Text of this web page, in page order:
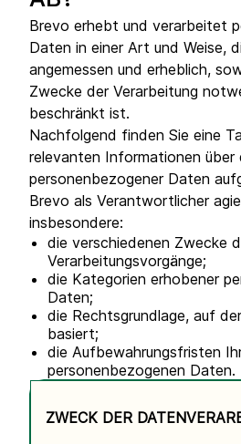
Brevo erhebt und verarbeitet
Daten in einer Art und Weise,
angemessen und erheblich,
Zwecke der Verarbeitung
beschränkt ist.
Nachfolgend finden Sie eine
relevanten Informationen über
personenbezogener Daten
Brevo als Verantwortlicher
insbesondere:
die verschiedenen Zwecke
Verarbeitungsvorgänge;
die Kategorien erhobener
Daten;
die Rechtsgrundlage, auf
basiert;
die Aufbewahrungsfristen
personenbezogenen Daten.
ZWECK DER